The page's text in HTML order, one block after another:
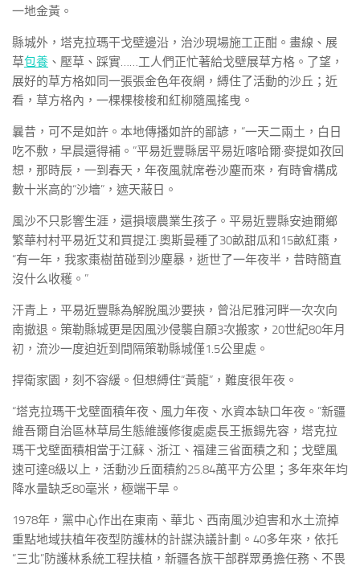
一地金黃。
縣城外，塔克拉瑪干戈壁邊沿，治沙現場施工正酣。畫線、展
草包養 、壓草、踩實……工人們正忙著給戈壁展草方格。了望，
展好的草方格如同一張張金色年夜網，縛住了活動的沙丘；近
看，草方格內，一棵棵梭梭和紅柳隨風搖曳。
曩昔，可不是如許。本地傳播如許的鄙諺，“一天二兩土，白日
吃不敷，早晨還得補。”平易近豐縣居平易近喀哈爾·麥提如孜回
想，那時辰，一到春天，年夜風就席卷沙塵而來，有時會構成
數十米高的“沙墻”，遮天蔽日。
風沙不只影響生涯，還損壞農業生孩子。平易近豐縣安迪爾鄉
繁華村村平易近艾和買提江·奧斯曼種了30畝甜瓜和15畝紅棗，
“有一年，我家棗樹苗碰到沙塵暴，逝世了一年夜半，昔時簡直
沒什么收穫。”
汗青上，平易近豐縣為解脫風沙要挾，曾沿尼雅河畔一次次向
南撤退。策勒縣城更是因風沙侵襲自願3次搬家，20世紀80年月
初，流沙一度迫近到間隔策勒縣城僅1.5公里處。
捍衛家園，刻不容緩。但想縛住“黃龍”，難度很年夜。
“塔克拉瑪干戈壁面積年夜、風力年夜、水資本缺口年夜。”新疆
維吾爾自治區林草局生態維護修復處處長王振錫先容，塔克拉
瑪干戈壁面積相當于江蘇、浙江、福建三省面積之和；戈壁風
速可達8級以上，活動沙丘面積約25.84萬平方公里；多年來年均
降水量缺乏80毫米，極端干旱。
1978年，黨中心作出在東南、華北、西南風沙迫害和水土流掉
重點地域扶植年夜型防護林的計謀決議計劃。40多年來，依托
“三北”防護林系統工程扶植，新疆各族干部群眾勇擔任務、不畏